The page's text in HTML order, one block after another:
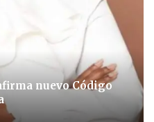
nuevo Código